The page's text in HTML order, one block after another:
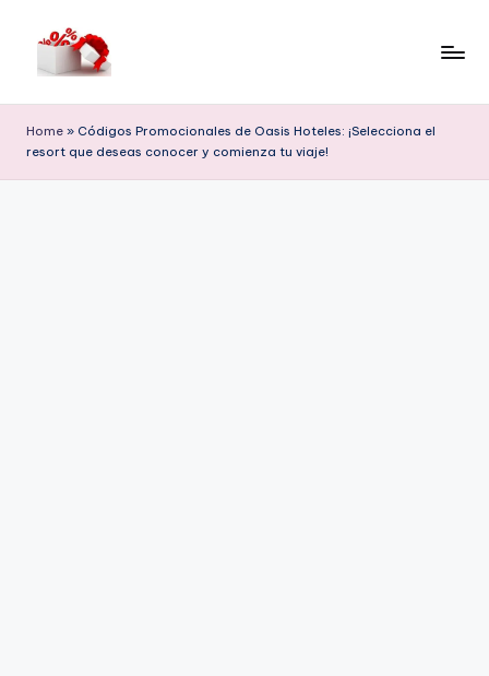
Saltar
e
ll
Home » Códigos Promocionales de Oasis Hoteles: ¡Selecciona el
resort que deseas conocer y comienza tu viaje!